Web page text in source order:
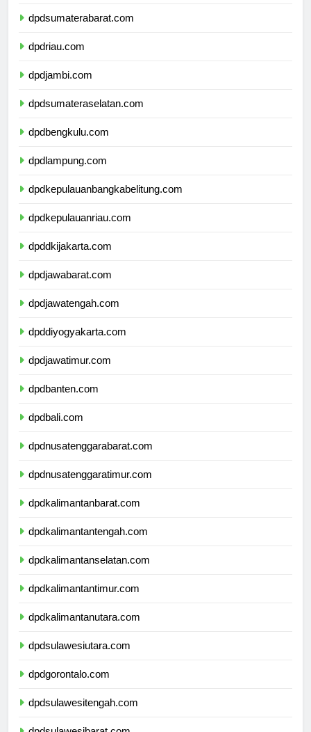
dpdsumaterabarat.com
dpdriau.com
dpdjambi.com
dpdsumateraselatan.com
dpdbengkulu.com
dpdlampung.com
dpdkepulauanbangkabelitung.com
dpdkepulauanriau.com
dpddkijakarta.com
dpdjawabarat.com
dpdjawatengah.com
dpddiyogyakarta.com
dpdjawatimur.com
dpdbanten.com
dpdbali.com
dpdnusatenggarabarat.com
dpdnusatenggaratimur.com
dpdkalimantanbarat.com
dpdkalimantantengah.com
dpdkalimantanselatan.com
dpdkalimantantimur.com
dpdkalimantanutara.com
dpdsulawesiutara.com
dpdgorontalo.com
dpdsulawesitengah.com